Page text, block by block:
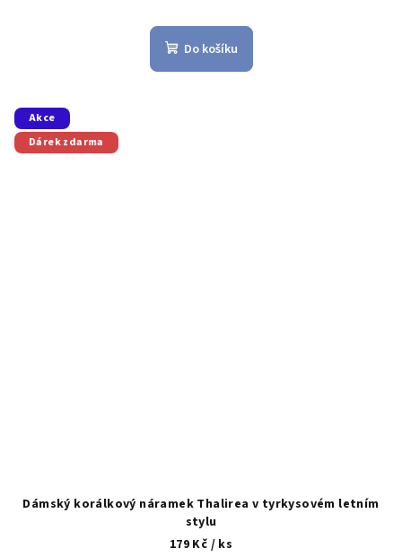
Do košíku
Akce
Dárek zdarma
Dámský korálkový náramek Thalirea v tyrkysovém letním
stylu
179 Kč / ks